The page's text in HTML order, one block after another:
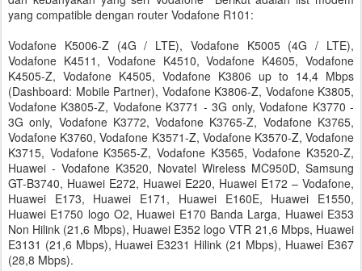
yang compatible dengan router Vodafone R101:
Vodafone K5006-Z (4G / LTE), Vodafone K5005 (4G / LTE),
Vodafone K4511, Vodafone K4510, Vodafone K4605, Vodafone
K4505-Z, Vodafone K4505, Vodafone K3806 up to 14,4 Mbps
(Dashboard: Mobile Partner), Vodafone K3806-Z, Vodafone K3805,
Vodafone K3805-Z, Vodafone K3771 - 3G only, Vodafone K3770 -
3G only, Vodafone K3772, Vodafone K3765-Z, Vodafone K3765,
Vodafone K3760, Vodafone K3571-Z, Vodafone K3570-Z, Vodafone
K3715, Vodafone K3565-Z, Vodafone K3565, Vodafone K3520-Z,
Huawei - Vodafone K3520, Novatel Wireless MC950D, Samsung
GT-B3740, Huawei E272, Huawei E220, Huawei E172 – Vodafone,
Huawei E173, Huawei E171, Huawei E160E, Huawei E1550,
Huawei E1750 logo O2, Huawei E170 Banda Larga, Huawei E353
Non Hilink (21,6 Mbps), Huawei E352 logo VTR 21,6 Mbps, Huawei
E3131 (21,6 Mbps), Huawei E3231 Hilink (21 Mbps), Huawei E367
(28,8 Mbps).